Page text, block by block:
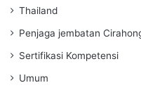
Thailand
Penjaga jembatan
Sertifikasi Kompetensi
Umum